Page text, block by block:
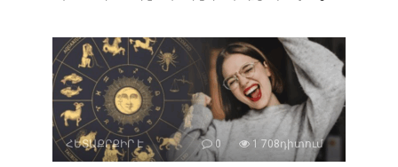
ՀԵՏԱՔՐՔԻՐ Է 0 1 708դիտում